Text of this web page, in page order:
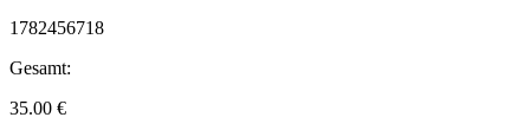
1782456718
Gesamt:
35.00 €